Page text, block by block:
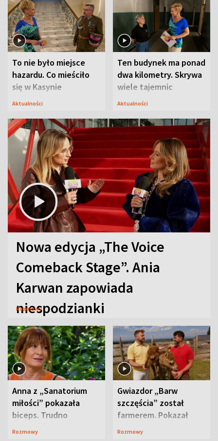
To nie było miejsce
hazardu. Co mieściło
się w Kasynie
Oficerskim?
Aktualności
Ten budynek ma ponad
dwa kilometry. Skrywa
wiele tajemnic
Aktualności
Nowa edycja „The Voice
Comeback Stage”. Ania
Karwan zapowiada
niespodzianki
Rozmowy
Anna z „Sanatorium
miłości” pokazała
biceps. Trudno
uwierzyć, co przeszła
Rozmowy
Gwiazdor „Barw
szczęścia” został
farmerem. Pokazał
swoje niezwykłe
Rozmowy